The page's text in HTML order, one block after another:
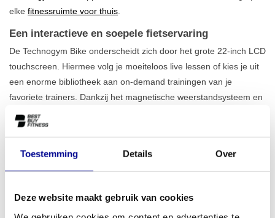
Toestemming Details Over
Deze website maakt gebruik van cookies
elke fitnessruimte voor thuis
Een interactieve en soepele fietservaring
De Technogym Bike onderscheidt zich door het grote 22-inch LCD
touchscreen. Hiermee volg je moeiteloos live lessen of kies je uit
een enorme bibliotheek aan on-demand trainingen van je
favoriete trainers. Dankzij het magnetische weerstandsysteem en
de Poly-V riemaandrijving is de trapbeweging niet alleen soepel,
maar ook fluisterstil. Je kunt dus op elk moment van de dag
gebruikershoogte van 140 tot 210 cm en een maximaal
gebruikersgewicht van 160 kg is dit een robuuste fiets die voor
voor meer opties.